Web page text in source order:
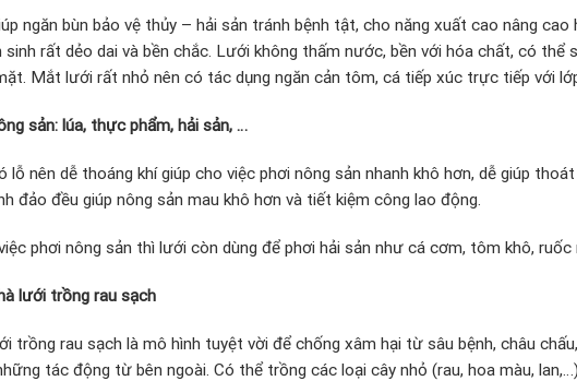
ngăn bùn bảo vệ thủy – hải sản tránh bệnh tật, cho năng xuất cao nâng
sinh rất dẻo dai và bền chắc. Lưới không thấm nước, bền với hóa chất, có
Mắt lưới rất nhỏ nên có tác dụng ngăn cản tôm, cá tiếp xúc trực tiếp với
sản: lúa, thực phẩm, hải sản, …
lỗ nên dễ thoáng khí giúp cho việc phơi nông sản nhanh khô hơn, dễ giúp
đảo đều giúp nông sản mau khô hơn và tiết kiệm công lao động.
phơi nông sản thì lưới còn dùng để phơi hải sản như cá cơm, tôm khô,
lưới trồng rau sạch
trồng rau sạch là mô hình tuyệt vời để chống xâm hại từ sâu bệnh, châu
tác động từ bên ngoài. Có thể trồng các loại cây nhỏ (rau, hoa màu,